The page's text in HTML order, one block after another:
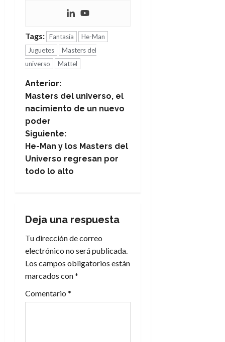
Tags: Fantasía
He-Man
Juguetes
Masters del
universo
Mattel
N
a
v
e
g
c
i
ó
n
d
Anterior:
Masters del universo, el
nacimiento de un nuevo
poder
Siguiente:
He-Man y los Masters del
Universo regresan por
todo lo alto
Deja una respuesta
Tu dirección de correo
electrónico no será publicada.
Los campos obligatorios están
marcados con*
Comentario *